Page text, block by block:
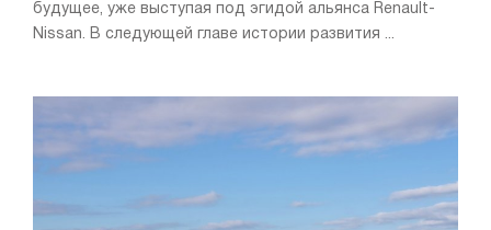
будущее, уже выступая под эгидой альянса Renault-
Nissan. В следующей главе истории развития ...